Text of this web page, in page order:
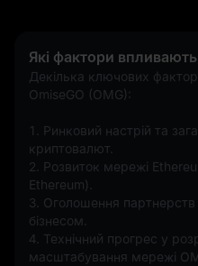
Які фактори
Декілька ключових
OmiseGO (OMG):
1. Ринковий настрій та
криптовалют.
2. Розвиток мережі
Ethereum).
3. Оголошення партнерств
бізнесом.
4. Технічний прогрес у
масштабування мережі